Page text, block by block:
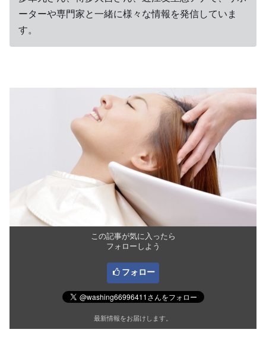
ーターや専門家と一緒に様々な情報を発信していま
す。
この記事が気に入ったら
フォローしよう
フォロー
最新情報をお届けします。